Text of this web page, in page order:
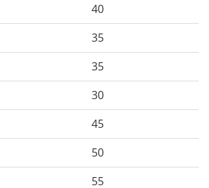
40
35
35
30
45
50
55